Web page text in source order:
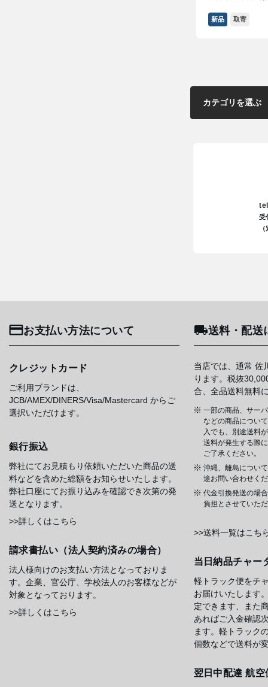
新品 取寄
受
お支払い方法について
クレジットカード
ご利用ブランドは、
JCB/AMEX/DINERS/Visa/Mastercard からご
選択いただけます。
銀行振込
弊社にてお見積もり依頼いただいた商品の送
料などを含めた総額をお知らせいたします。
弊社口座にてお振り込みを確認でき次第の発
送となります。
>>詳しくはこちら
請求書払い（法人契約済みの場合）
法人様向けのお支払い方法となっておりま
す。企業、官公庁、学校法人のお客様などが
対象となっております。
>>詳しくはこちら
送料・配送
当店では、通常 佐
ります。税抜
合、全品送料無料
一部の商品、サー
などの商品につい
入でも、別途送料
送料が発生する際
ご了承ください。
沖縄、離島につい
途お問い合わせく
代金引換発送の場
負担とさせていた
>>送料一覧はこち
当日納品チャー
軽トラック便をチ
お届けいたします
定できます、また
あればご入金確認
ます。軽トラック
個数などで送料が
翌日中配達 航